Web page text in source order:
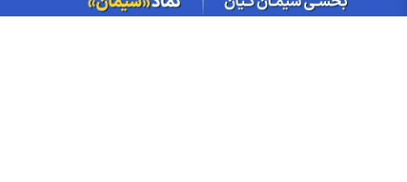
پیش بینی قیمت طلای جهانی